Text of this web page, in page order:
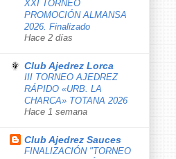
XXI TORNEO
PROMOCIÓN ALMANSA
2026. Finalizado
Hace 2 días
Club Ajedrez Lorca
III TORNEO AJEDREZ
RÁPIDO «URB. LA
CHARCA» TOTANA 2026
Hace 1 semana
Club Ajedrez Sauces
FINALIZACIÓN "TORNEO